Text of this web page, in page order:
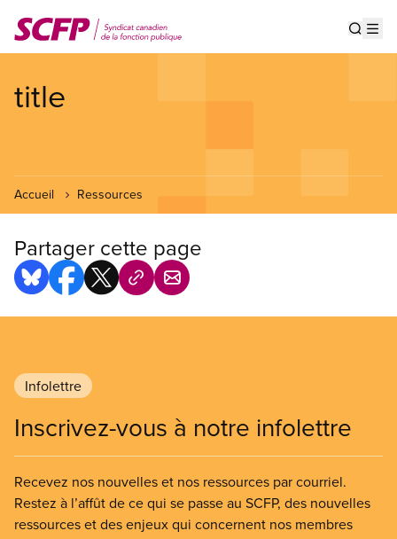
au
contenu
title
Accueil Ressources
Partager cette page
Infolettre
Inscrivez-vous à notre infolettre
Recevez nos nouvelles et nos ressources par courriel.
Restez à l’affût de ce qui se passe au SCFP, des nouvelles
ressources et des enjeux qui concernent nos membres